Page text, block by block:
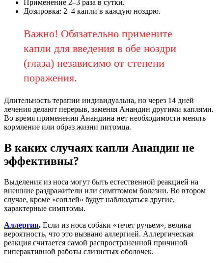
Применение 2–3 раза в сутки.
Дозировка: 2–4 капли в каждую ноздрю.
Важно! Обязательно примените
капли для введения в обе ноздри
(глаза) независимо от степени
поражения.
Длительность терапии индивидуальна, но через 14 дней
лечения делают перерыв, заменяя Анандин другими каплями.
Во время применения Анандина нет необходимости менять
кормление или образ жизни питомца.
В каких случаях капли Анандин не
эффективны?
Выделения из носа могут быть естественной реакцией на
внешние раздражители или симптомом болезни. Во втором
случае, кроме «соплей» будут наблюдаться другие,
характерные симптомы.
Аллергия. Если из носа собаки «течет ручьем», велика
вероятность, что это вызвано аллергией. Аллергическая
реакция считается самой распространенной причиной
гиперактивной работы слизистых оболочек.